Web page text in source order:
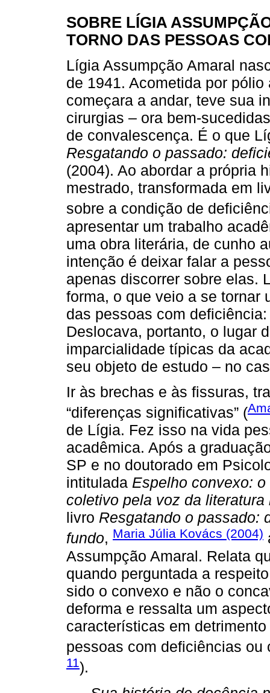
SOBRE LÍGIA
TORNO DAS PESSOAS
Lígia Assumpção Amaral
de 1941. Acometida por
começara a andar, teve sua
cirurgias – ora bem-
de convalescença. É o que
Resgatando o passado:
(2004). Ao abordar a própria
mestrado, transformada em
sobre a condição de
apresentar um trabalho
uma obra literária, de cunho
intenção é deixar falar a
apenas discorrer sobre elas.
forma, o que veio a se tornar
das pessoas com
Deslocava, portanto, o lugar
imparcialidade típicas da
seu objeto de estudo – no
Ir às brechas e às fissuras,
“diferenças significativas” (
de Lígia. Fez isso na vida
acadêmica. Após a
SP e no doutorado em
intitulada Espelho convexo:
coletivo pela voz da literatura
livro Resgatando o passado:
fundo, Maria Júlia Kovács (2004)
Assumpção Amaral. Relata
quando perguntada a
sido o convexo e não o
deforma e ressalta um
características em
pessoas com deficiências ou
11).